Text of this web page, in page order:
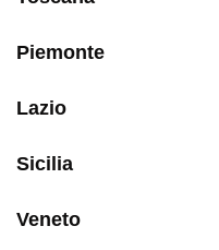
Piemonte
Lazio
Sicilia
Veneto